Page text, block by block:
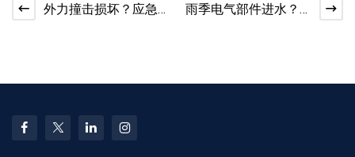
外力撞击损坏？应急
雨季电气部件进水？